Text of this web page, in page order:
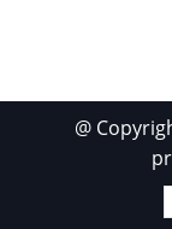
@